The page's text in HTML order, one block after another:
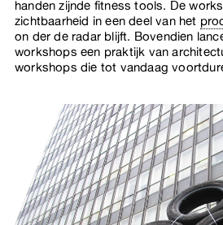
handen zijnde fitness tools. De
zichtbaarheid in een deel van het
on der de radar blijft. Bovendien
workshops een praktijk van
workshops die tot vandaag